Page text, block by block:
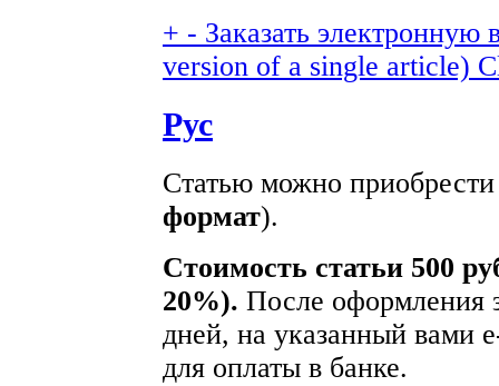
+ - Заказать электронную
version of a single article)
Рус
Статью можно
формат).
Стоимость статьи 500
20%). После оформления
дней, на указанный вами
для оплаты в банке.